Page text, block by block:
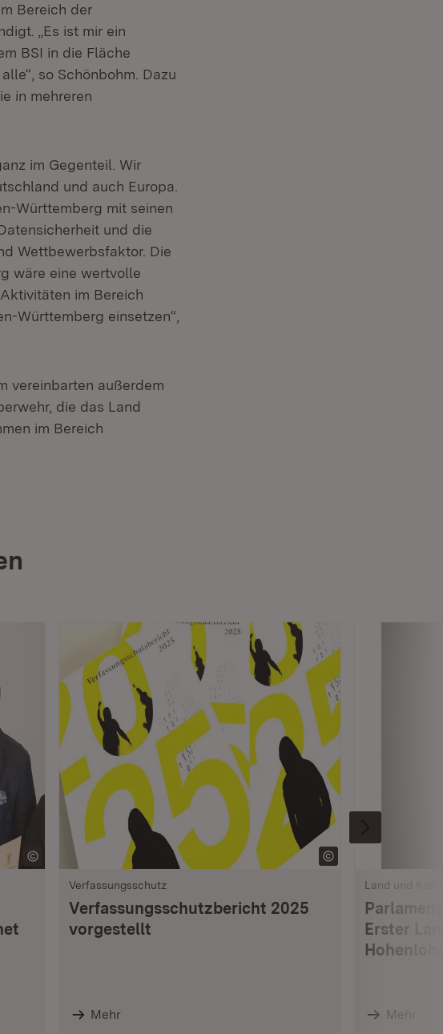
Bereich der
„Es ist mir ein
BSI in die Fläche
so Schönbohm. Dazu
in mehreren
im Gegenteil. Wir
und auch Europa.
Württemberg mit seinen
und die
Wettbewerbsfaktor. Die
wäre eine wertvolle
im Bereich
Württemberg einsetzen“,
vereinbarten außerdem
die das Land
im Bereich
Verfassungsschutz
Verfassungsschutzbericht 2025
vorgestellt
Mehr
Land und
Erster
Mehr